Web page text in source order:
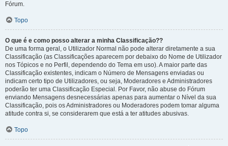
Fórum.
Topo
O que é e como posso alterar a minha Classificação??
De uma forma geral, o Utilizador Normal não pode alterar diretamente a sua
Classificação (as Classificações aparecem por debaixo do Nome de Utilizador
nos Tópicos e no Perfil, dependendo do Tema em uso). A maior parte das
Classificação existentes, indicam o Número de Mensagens enviadas ou
indicam certo tipo de Utilizadores, ou seja, Moderadores e Administradores
poderão ter uma Classificação Especial. Por Favor, não abuse do Fórum
enviando Mensagens desnecessárias apenas para aumentar o Nível da sua
Classificação, pois os Administradores ou Moderadores podem tomar alguma
atitude contra si, se considerarem que está a ter atitudes abusivas.
Topo